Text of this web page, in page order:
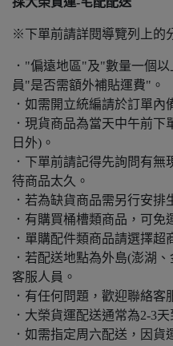
※下單前請詳閱導覽列上的
．"偏遠地區"及"數量一個
員"是否需額外補貼運費"。
．如需開立統編請於訂單內
．現貨商品為當天中午前
日外)。
．下單前請記得先詢問有
待商品太久。
．若為缺貨商品需另行安排
．有購買桶槽類商品，可免
．單購配件類商品請選擇超
．若配送地點為外島(澎湖
客服人員。
．有任何問題，歡迎聯絡客
．大榮貨運配送通常為2-3
．如需指定周六配送，因貨